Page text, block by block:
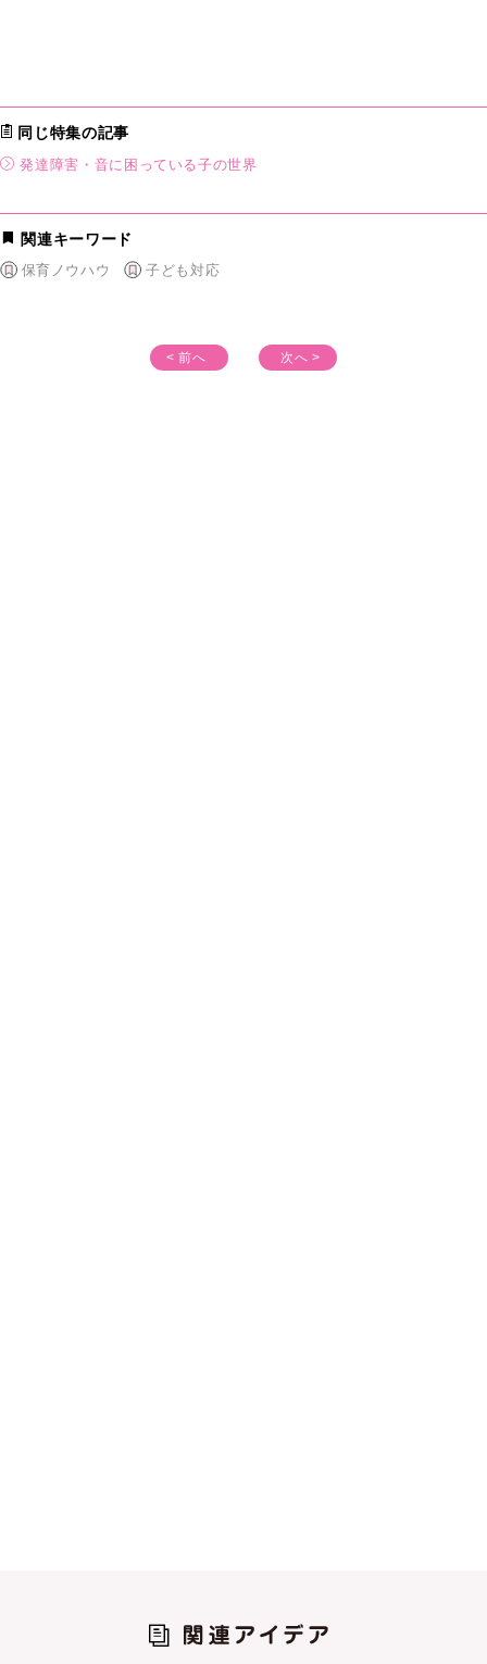
同じ特集の記事
発達障害・音に困っている子の世界
関連キーワード
保育ノウハウ 子ども対応
< 前へ 次へ >